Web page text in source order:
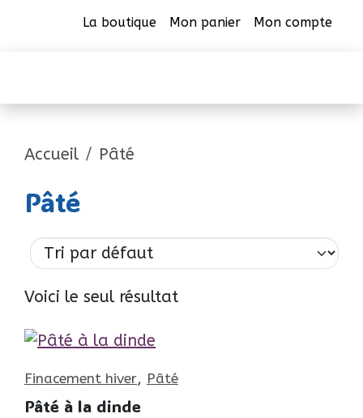
La boutique Mon panier Mon compte
Accueil Pâté
Pâté
Voici le seul résultat
Finacement hiver, Pâté
Pâté à la dinde